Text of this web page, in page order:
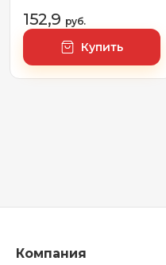
152,9 руб.
Купить
Компания